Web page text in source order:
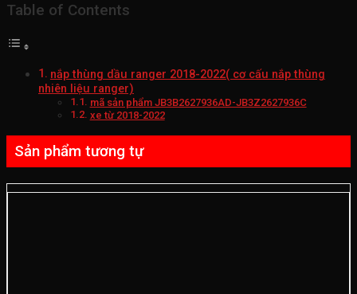
Table of Contents
nắp thùng dầu ranger 2018-2022( cơ cấu nắp thùng
nhiên liệu ranger)
mã sản phẩm JB3B2627936AD-JB3Z2627936C
xe từ 2018-2022
Sản phẩm tương tự